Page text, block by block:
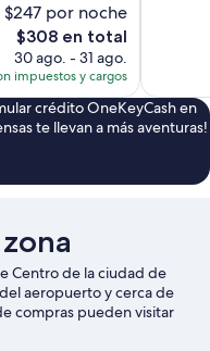
$247 por noche
El
precio
actual
es
de
$308
$308 en total
30 ago. - 31 ago.
impuestos y cargos
crédito OneKeyCash en
te llevan a más aventuras!
Centro de la ciudad de
aeropuerto y cerca de
compras pueden visitar
conocer los puntos de